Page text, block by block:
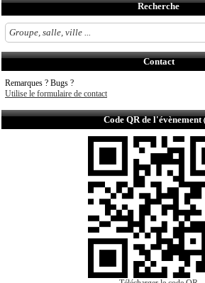
Recherche
Contact
Remarques ? Bugs ?
Utilise le formulaire de contact
Code QR de l'évènement